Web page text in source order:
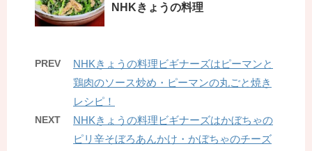
NHKきょうの料理
PREV
NHKきょうの料理ビギナーズはピーマンと
鶏肉のソース炒め・ピーマンの丸ごと焼き
レシピ！
NEXT
NHKきょうの料理ビギナーズはかぼちゃの
ピリ辛そぼろあんかけ・かぼちゃのチーズ